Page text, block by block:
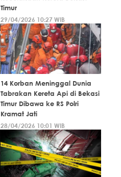
Timur
29/04/2026 10:27 WIB
14 Korban Meninggal Dunia
Tabrakan Kereta Api di Bekasi
Timur Dibawa ke RS Polri
Kramat Jati
28/04/2026 10:01 WIB